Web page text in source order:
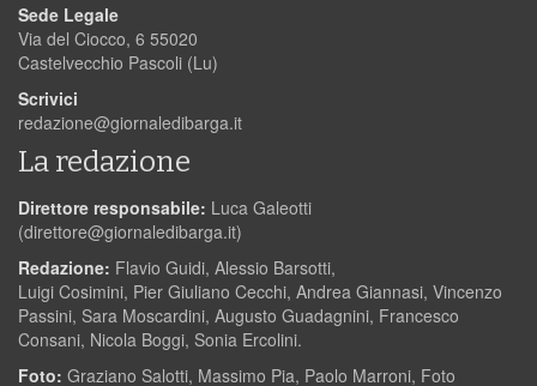
Sede Legale
Via del Ciocco, 6 55020
Castelvecchio Pascoli (Lu)
Scrivici
redazione@giornaledibarga.it
La redazione
Direttore responsabile: Luca Galeotti
(direttore@giornaledibarga.it)
Redazione: Flavio Guidi, Alessio Barsotti,
Luigi Cosimini, Pier Giuliano Cecchi, Andrea Giannasi, Vincenzo
Passini, Sara Moscardini, Augusto Guadagnini, Francesco
Consani, Nicola Boggi, Sonia Ercolini.
Foto: Graziano Salotti, Massimo Pia, Paolo Marroni, Foto